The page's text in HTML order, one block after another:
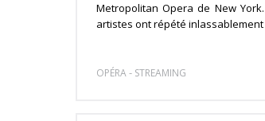
Metropolitan Opera de New
artistes ont répété inlassablement
OPÉRA- STREAMING